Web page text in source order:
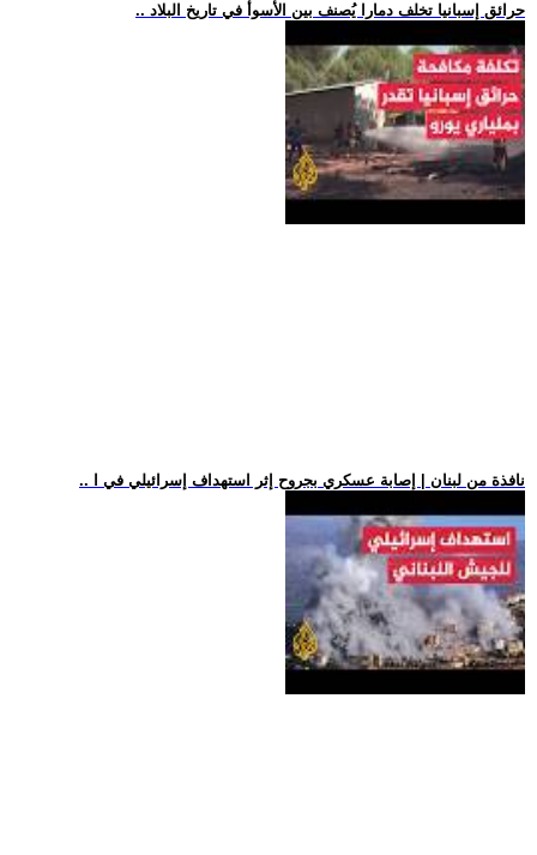
.. حرائق إسبانيا تخلف دمارا يُصنف بين الأسوأ في تاريخ البلاد
.. نافذة من لبنان | إصابة عسكري بجروح إثر استهداف إسرائيلي في ا